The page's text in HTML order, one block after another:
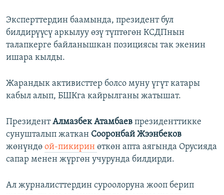
Эксперттердин баамында, президент бул
билдирүүсү аркылуу өзү түптөгөн КСДПнын
талапкерге байланышкан позициясы так экенин
ишара кылды.
Жарандык активисттер болсо муну үгүт катары
кабыл алып, БШКга кайрылганы жатышат.
ПрезидентАлмазбек Атамбаев президенттикке
сунушталып жаткан Сооронбай Жээнбеков
жөнүндө ой-пикирин өткөн апта аягында Орусияда
сапар менен жүргөн учурунда билдирди.
Ал журналисттердин суроолоруна жооп берип